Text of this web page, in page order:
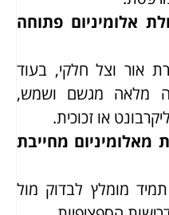
אלומיניום פתוחה
אור וצל חלקי, בעוד
מלאה מגשם ושמש,
או זכוכית.
מחייבת
מומלץ לבדוק מול